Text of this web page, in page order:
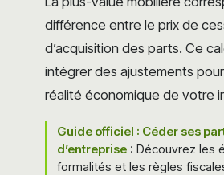
différence entre le prix de
d’acquisition des parts. Ce
intégrer des ajustements
réalité économique de votre
Guide officiel : Céder ses
d’entreprise : Découvrez les
formalités et les règles